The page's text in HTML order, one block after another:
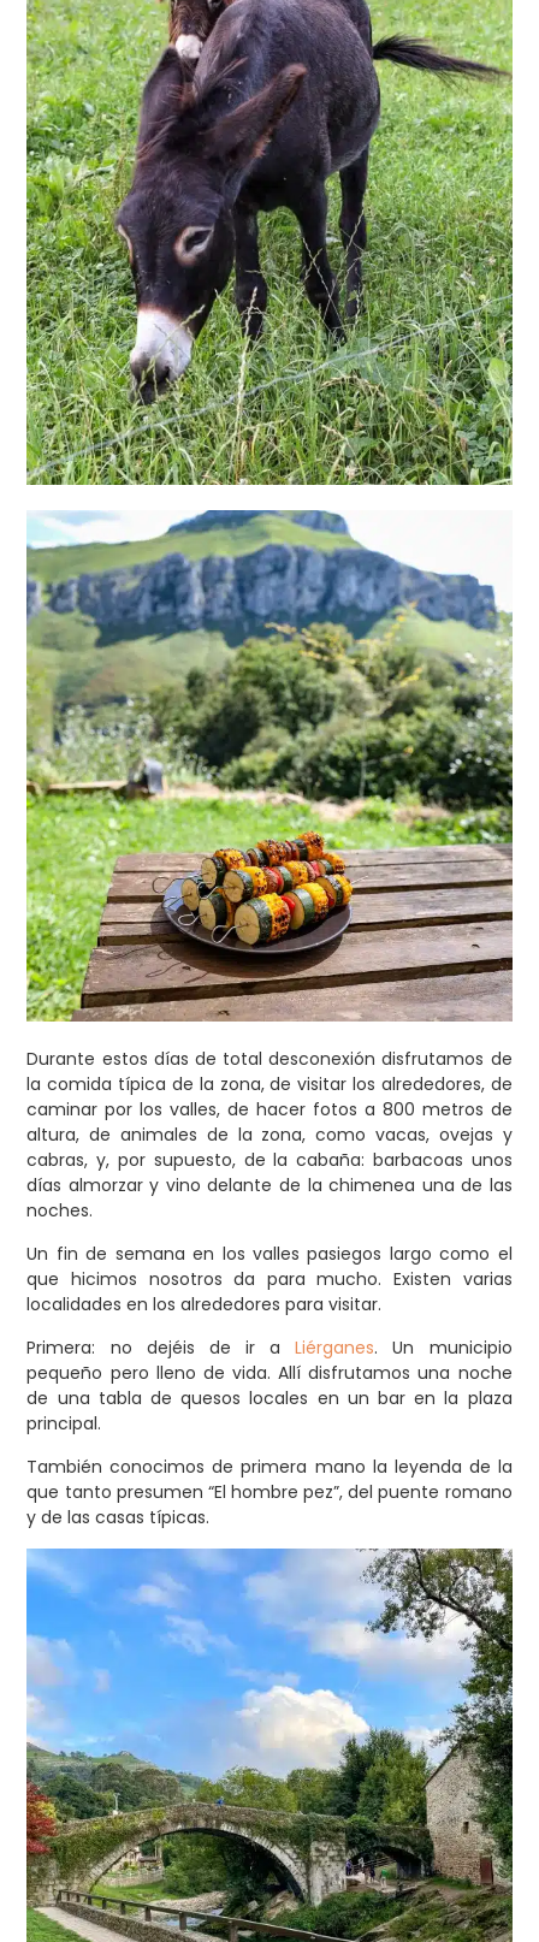
Durante estos días de total desconexión disfrutamos de
la comida típica de la zona, de visitar los alrededores, de
caminar por los valles, de hacer fotos a 800 metros de
altura, de animales de la zona, como vacas, ovejas y
cabras, y, por supuesto, de la cabaña: barbacoas unos
días almorzar y vino delante de la chimenea una de las
noches.
Un fin de semana en los valles pasiegos largo como el
que hicimos nosotros da para mucho. Existen varias
localidades en los alrededores para visitar.
Primera: no dejéis de ir aLiérganes. Un municipio
pequeño pero lleno de vida. Allí disfrutamos una noche
de una tabla de quesos locales en un bar en la plaza
principal.
También conocimos de primera mano la leyenda de la
que tanto presumen “El hombre pez”, del puente romano
y de las casas típicas.